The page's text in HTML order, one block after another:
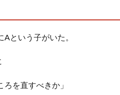
のは繊毛が回転運動をして左側に流れが...
きた。もしかしてニンジャ？→スタイリ...
という子がいた。
ろを直すべきか」